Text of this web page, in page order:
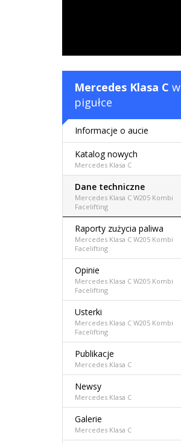
Mercedes Klasa C w
pigułce
Informacje o aucie
Katalog nowych
Mercedes Klasa C
Dane techniczne
Mercedes Klasa C W205 Kombi
Facelifting
Raporty zużycia paliwa
Mercedes Klasa C W205 Kombi
Facelifting
Opinie
Mercedes Klasa C W205 Kombi
Facelifting
Usterki
Mercedes Klasa C W205 Kombi
Facelifting
Publikacje
Mercedes Klasa C
Newsy
Mercedes Klasa C
Galerie
Mercedes Klasa C